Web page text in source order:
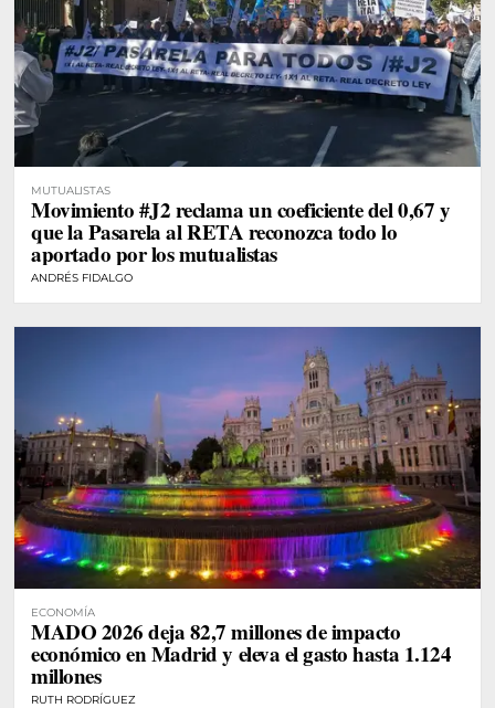
MUTUALISTAS
Movimiento #J2 reclama un coeficiente del 0,67 y
que la Pasarela al RETA reconozca todo lo
aportado por los mutualistas
ANDRÉS FIDALGO
ECONOMÍA
MADO 2026 deja 82,7 millones de impacto
económico en Madrid y eleva el gasto hasta 1.124
millones
RUTH RODRÍGUEZ